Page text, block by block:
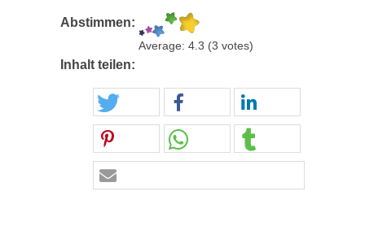
Abstimmen:
Average: 4.3 (3 votes)
Inhalt teilen: